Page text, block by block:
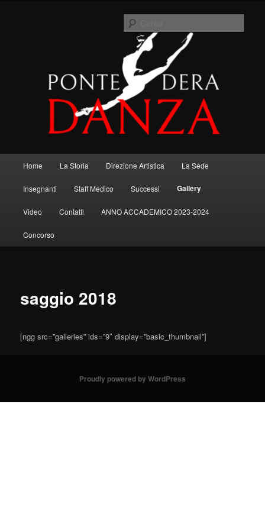
smetterò di vivere" ….. R. Nureyev.
principale
Home La Storia Direzione Artistica La Sede
Insegnanti Staff Medico Successi Gallery
Video Contatti ANNO ACCADEMICO 2023-2024
Concorso
saggio 2018
[ngg src=”galleries” ids=”9″ display=”basic_thumbnail”]
Proudly powered by WordPress